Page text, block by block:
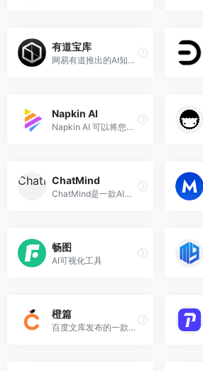
有道宝库
网易有道推出的AI知识管理工具
Napkin AI
Napkin AI 可以将您的文本转换为图表、流程图、信息图、思维导图视觉效果，以便快速有效地分享您的想法。
ChatMind
ChatMind是一款AI生成思维导图的效率工具，可以通过AI对话生成和编辑思维导图。
畅图
AI可视化工具
橙篇
百度文库发布的一款综合性AI创作工具